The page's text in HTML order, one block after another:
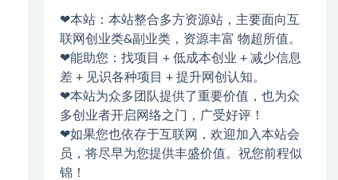
❤本站：本站整合多方资源站，主要面向互
联网创业类&副业类，资源丰富 物超所值。
❤能助您：找项目 + 低成本创业 + 减少信息
差 + 见识各种项目 + 提升网创认知。
❤本站为众多团队提供了重要价值，也为众
多创业者开启网络之门，广受好评！
❤如果您也依存于互联网，欢迎加入本站会
员，将尽早为您提供丰盛价值。祝您前程似
锦！